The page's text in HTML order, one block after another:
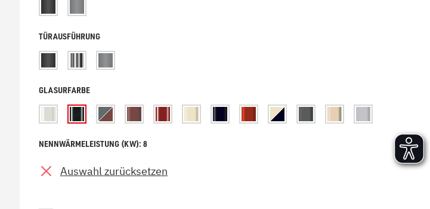
E bis G
O bis S
T bis Z
TÜRAUSFÜHRUNG
GLASURFARBE
NENNWÄRMELEISTUNG (KW): 8
Auswahl zurücksetzen